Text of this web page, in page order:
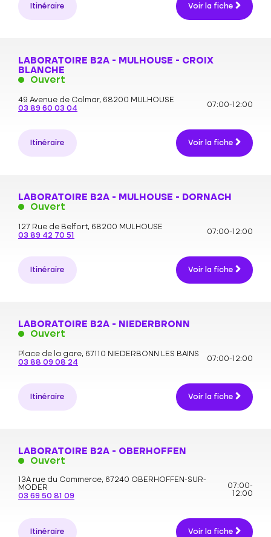
Itinéraire Voir la fiche
LABORATOIRE B2A - MULHOUSE - CROIX
BLANCHE
Ouvert
49 Avenue de Colmar, 68200 MULHOUSE
03 89 60 03 04
07:00-12:00
Itinéraire Voir la fiche
LABORATOIRE B2A - MULHOUSE - DORNACH
Ouvert
127 Rue de Belfort, 68200 MULHOUSE
03 89 42 70 51
07:00-12:00
Itinéraire Voir la fiche
LABORATOIRE B2A - NIEDERBRONN
Ouvert
Place de la gare, 67110 NIEDERBONN LES BAINS
03 88 09 08 24
07:00-12:00
Itinéraire Voir la fiche
LABORATOIRE B2A - OBERHOFFEN
Ouvert
13A rue du Commerce, 67240 OBERHOFFEN-SUR-
MODER
03 69 50 81 09
07:00-
12:00
Itinéraire Voir la fiche